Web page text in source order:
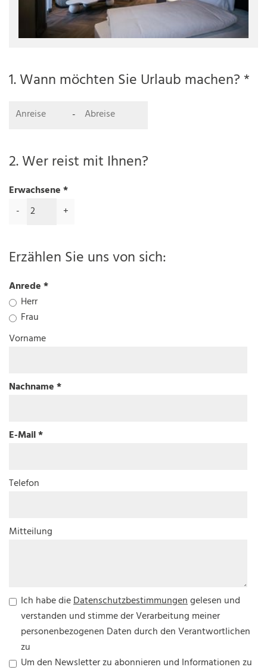
1. Wann möchten Sie Urlaub machen? *
-
2. Wer reist mit Ihnen?
Erwachsene
-
+
Erzählen Sie uns von sich:
Anrede
Herr
Frau
Vorname
Nachname
E-Mail
Telefon
Mitteilung
Ich habe dieDatenschutzbestimmungengelesen und
verstanden und stimme der Verarbeitung meiner
personenbezogenen Daten durch den Verantwortlichen
zu
Um den Newsletter zu abonnieren und Informationen zu